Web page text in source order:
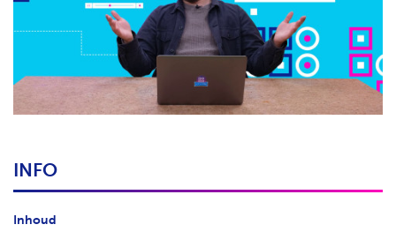
INFO
Inhoud